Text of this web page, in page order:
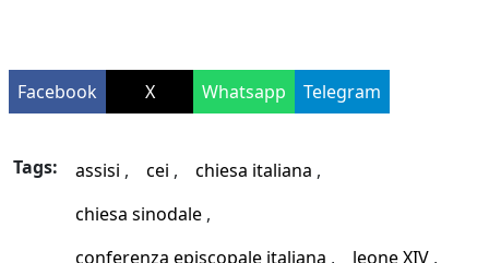
Facebook X Whatsapp Telegram
Tags: assisi cei
chiesa italiana
chiesa sinodale
conferenza episcopale italiana
leone XIV